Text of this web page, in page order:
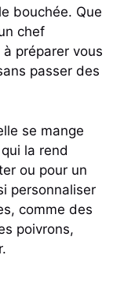
bouchée. Que
chef
préparer vous
passer des
se mange
la rend
ou pour un
personnaliser
comme des
poivrons,